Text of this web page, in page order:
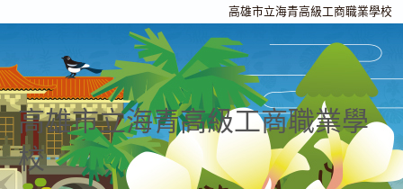
高雄市立海青高級工商職業學校
高雄市立海青高級工商職業學
校